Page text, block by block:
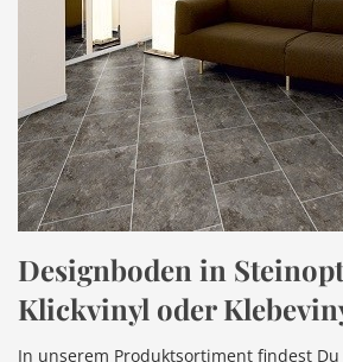
Designboden in
Klickvinyl oder
In unserem Produktsortiment findest